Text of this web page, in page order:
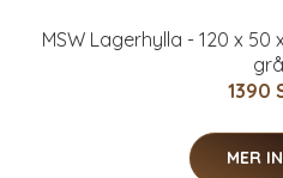
MSW Lagerhylla - 120 x 50
grå
1390
MER